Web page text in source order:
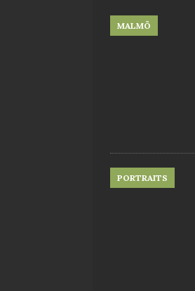
MALMÖ
PORTRAITS